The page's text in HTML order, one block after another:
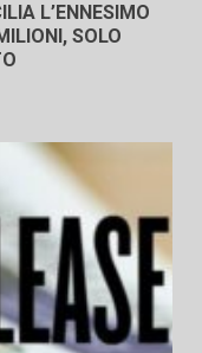
L’ENNESIMO
SOLO